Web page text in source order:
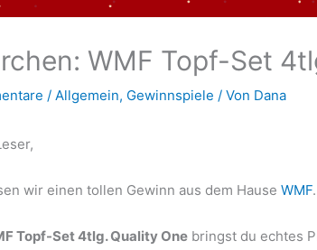
WMF Topf-Set
/Allgemein, Gewinnspiele / Von Dana
wir einen tollen Gewinn aus dem HauseWMF.
Topf-Set 4tlg. Quality One bringst du echtes